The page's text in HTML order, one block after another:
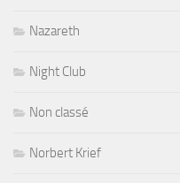
Nazareth
Night Club
Non classé
Norbert Krief